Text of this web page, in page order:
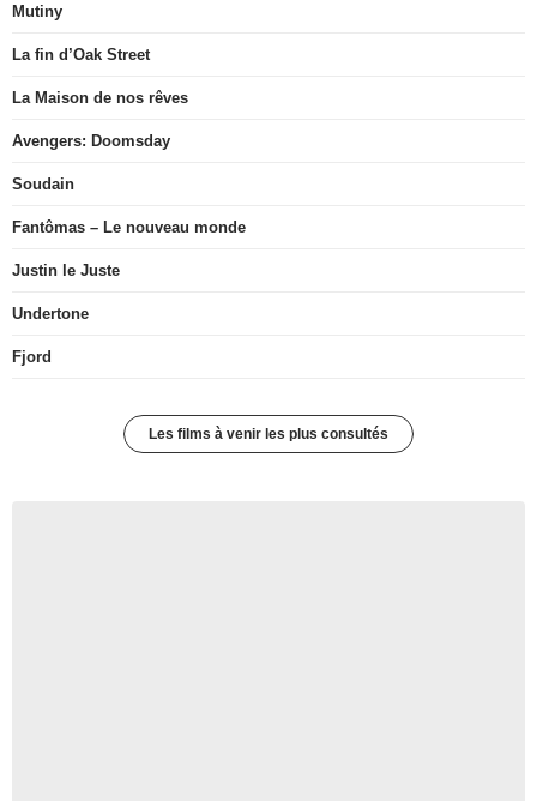
Mutiny
La fin d’Oak Street
La Maison de nos rêves
Avengers: Doomsday
Soudain
Fantômas – Le nouveau monde
Justin le Juste
Undertone
Fjord
Les films à venir les plus consultés